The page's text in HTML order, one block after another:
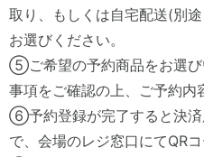
取り、もしくは自宅配送(別
お選びください。
⑤ご希望の予約商品をお選び
事項をご確認の上、ご予約内
⑥予約登録が完了すると決済
で、会場のレジ窓口にてQR